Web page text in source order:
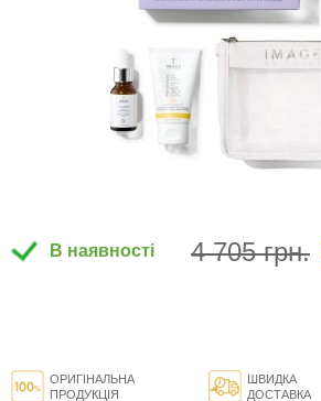
В наявності 4 705 грн.
ОРИГІНАЛЬНА
ПРОДУКЦІЯ
ШВИДКА
ДОСТАВКА